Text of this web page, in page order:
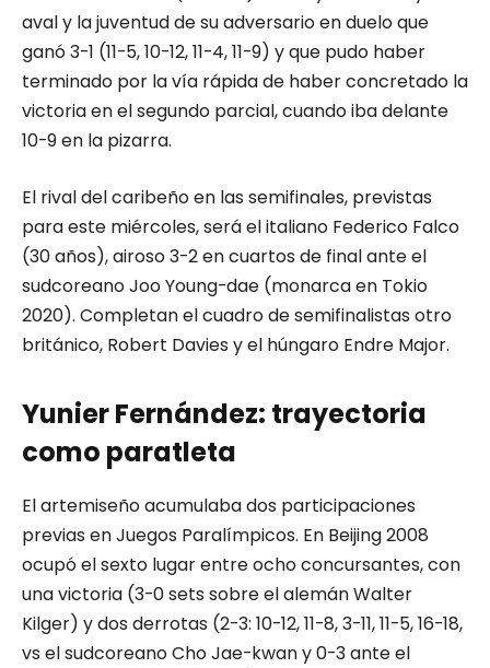
aval y la juventud de su adversario en duelo que
ganó 3-1 (11-5, 10-12, 11-4, 11-9) y que pudo haber
terminado por la vía rápida de haber concretado la
victoria en el segundo parcial, cuando iba delante
10-9 en la pizarra.
El rival del caribeño en las semifinales, previstas
para este miércoles, será el italiano Federico Falco
(30 años), airoso 3-2 en cuartos de final ante el
sudcoreano Joo Young-dae (monarca en Tokio
2020). Completan el cuadro de semifinalistas otro
británico, Robert Davies y el húngaro Endre Major.
Yunier Fernández: trayectoria
como paratleta
El artemiseño acumulaba dos participaciones
previas en Juegos Paralímpicos. En Beijing 2008
ocupó el sexto lugar entre ocho concursantes, con
una victoria (3-0 sets sobre el alemán Walter
Kilger) y dos derrotas (2-3: 10-12, 11-8, 3-11, 11-5, 16-18,
vs el sudcoreano Cho Jae-kwan y 0-3 ante el